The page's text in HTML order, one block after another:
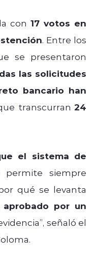
con 17 votos en
. Entre los
se presentaron
las solicitudes
bancario han
transcurran 24
el sistema de
permite siempre
qué se levanta
por un
señaló el